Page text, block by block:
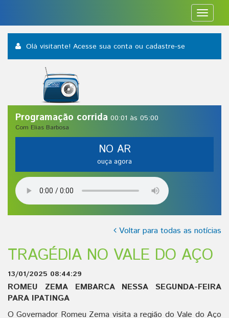
Toggle
Olá visitante! Acesse sua conta ou cadastre-se
Programação corrida 00:01 às 05:00
Com Elias Barbosa
NO AR
ouça agora
Voltar para todas as notícias
TRAGÉDIA NO VALE DO AÇO
13/01/2025 08:44:29
ROMEU ZEMA EMBARCA NESSA SEGUNDA-FEIRA
PARA IPATINGA
O Governador Romeu Zema visita a região do Vale do Aço